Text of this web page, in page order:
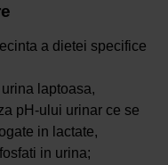
a dietei specifice
laptoasa,
pH-ului urinar ce se
in lactate,
in urina;